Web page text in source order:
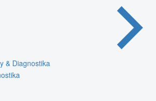
& Diagnostika